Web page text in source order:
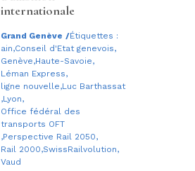
internationale
Grand Genève /Étiquettes :
ain,Conseil d'Etat genevois,
Genève,Haute-Savoie,
Léman Express,
ligne nouvelle,Luc Barthassat
,Lyon,
Office fédéral des
transports OFT
,Perspective Rail 2050,
Rail 2000,SwissRailvolution,
Vaud